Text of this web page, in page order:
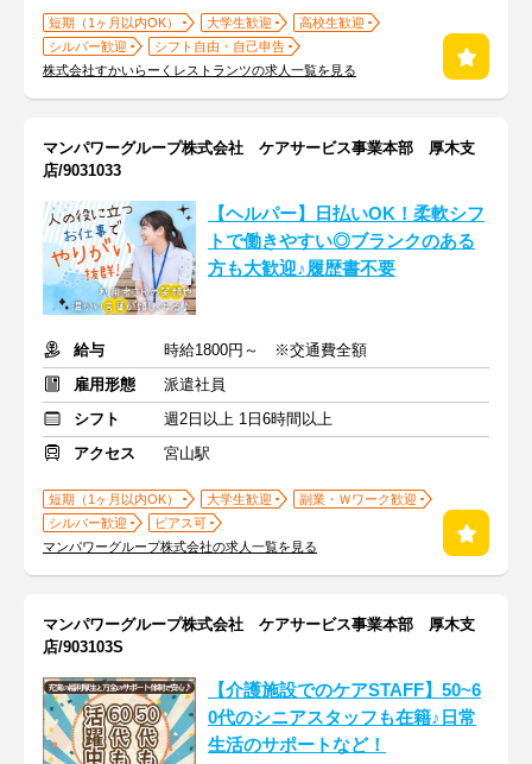
短期（1ヶ月以内OK） 大学生歓迎
高校生歓迎
シルバー歓迎
シフト自由・自己申告
株式会社すかいらーくレストランツの求人一覧を見る
マンパワーグループ株式会社 ケアサービス事業本部 厚木支
店/9031033
【ヘルパー】日払いOK！柔軟シフ
トで働きやすい◎ブランクのある
方も大歓迎♪履歴書不要
給与
時給1800円～ ※交通費全額
雇用形態
派遣社員
シフト
週2日以上 1日6時間以上
アクセス
宮山駅
短期（1ヶ月以内OK） 大学生歓迎
副業・Ｗワーク歓迎
シルバー歓迎
ピアス可
マンパワーグループ株式会社の求人一覧を見る
マンパワーグループ株式会社 ケアサービス事業本部 厚木支
店/903103S
【介護施設でのケアSTAFF】50~6
0代のシニアスタッフも在籍♪日常
生活のサポートなど！